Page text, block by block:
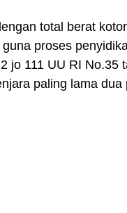
total berat
proses
jo 111 UU RI No.35
paling lama dua